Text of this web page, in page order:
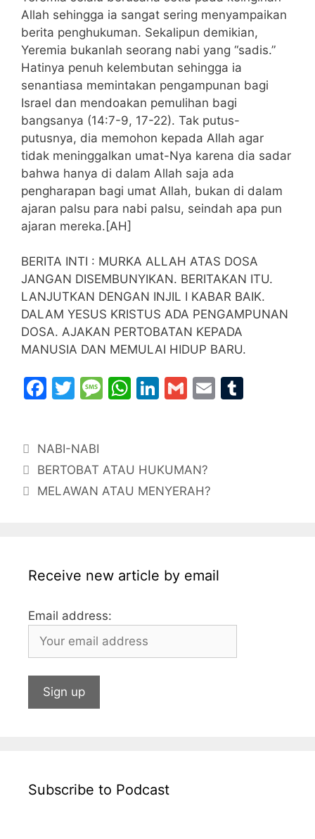
Allah sehingga ia sangat sering menyampaikan
berita penghukuman. Sekalipun demikian,
Yeremia bukanlah seorang nabi yang “sadis.”
Hatinya penuh kelembutan sehingga ia
senantiasa memintakan pengampunan bagi
Israel dan mendoakan pemulihan bagi
bangsanya (14:7-9, 17-22). Tak putus-
putusnya, dia memohon kepada Allah agar
tidak meninggalkan umat-Nya karena dia sadar
bahwa hanya di dalam Allah saja ada
pengharapan bagi umat Allah, bukan di dalam
ajaran palsu para nabi palsu, seindah apa pun
ajaran mereka.[AH]
BERITA INTI : MURKA ALLAH ATAS DOSA
JANGAN DISEMBUNYIKAN. BERITAKAN ITU.
LANJUTKAN DENGAN INJIL I KABAR BAIK.
DALAM YESUS KRISTUS ADA PENGAMPUNAN
DOSA. AJAKAN PERTOBATAN KEPADA
MANUSIA DAN MEMULAI HIDUP BARU.
F
e
b
o
T
er
M
a
g
W
A
p
Li
dI
n
G
E
Categories
NABI-NABI
BERTOBAT ATAU HUKUMAN?
MELAWAN ATAU MENYERAH?
Receive new article by email
Email address:
Subscribe to Podcast